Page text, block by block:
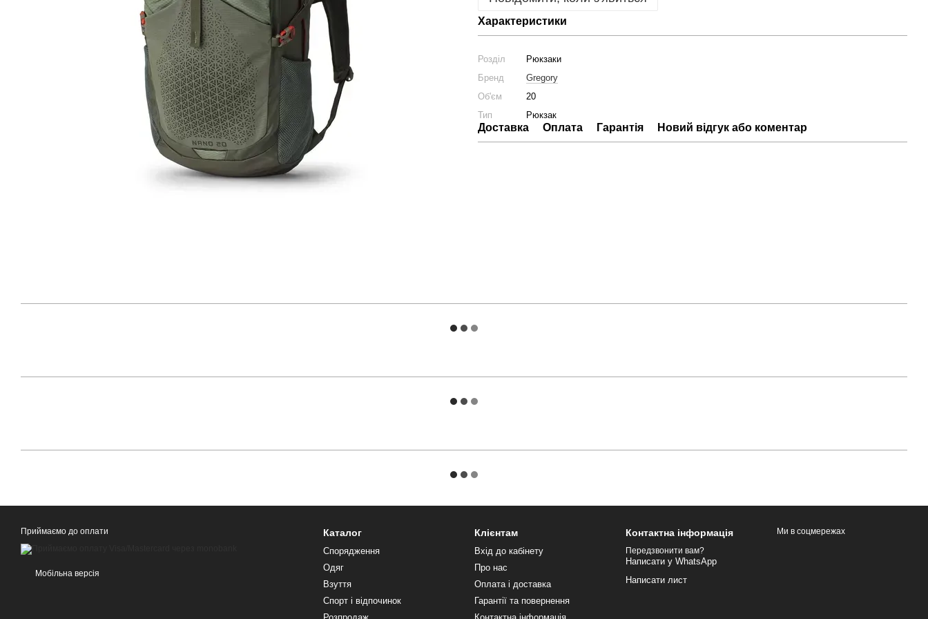
Характеристики
Розділ
Рюкзаки
Бренд
Gregory
Об'єм
20
Тип
Рюкзак
Доставка Оплата Гарантія Новий відгук або коментар
Приймаємо до оплати
Мобільна версія
Каталог
Спорядження
Одяг
Взуття
Спорт і відпочинок
Клієнтам
Вхід до кабінету
Про нас
Оплата і доставка
Гарантії та повернення
Контактна інформація
Передзвонити вам?
Написати у WhatsApp
Написати лист
Ми в соцмережах